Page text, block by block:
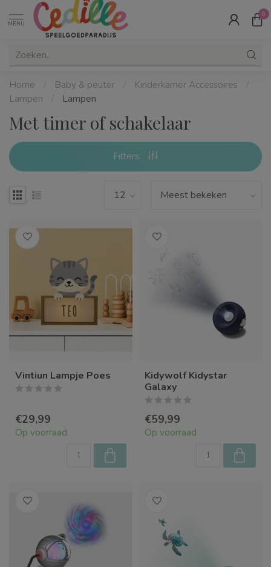
MENU
0
Home / Baby & peuter / Kinderkamer Accessoires
/
Lampen
/ Lampen
Met timer of schakelaar
Filters
Vintiun Lampje Poes
€29,99
Op voorraad
Kidywolf Kidystar
Galaxy
€59,99
Op voorraad